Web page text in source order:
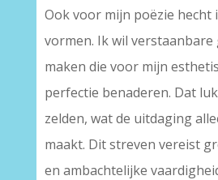
Ook voor mijn poëzie hecht
vormen. Ik wil verstaanbare
maken die voor mijn
perfectie benaderen. Dat
zelden, wat de uitdaging
maakt. Dit streven vereist
en ambachtelijke